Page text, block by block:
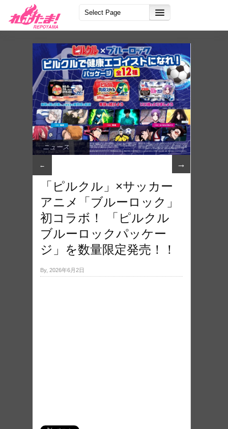
ニュース
← →
「ピルクル」×サッカー
アニメ「ブルーロック」
初コラボ！ 「ピルクル
ブルーロックパッケー
ジ」を数量限定発売！！
By, 2026年6月2日